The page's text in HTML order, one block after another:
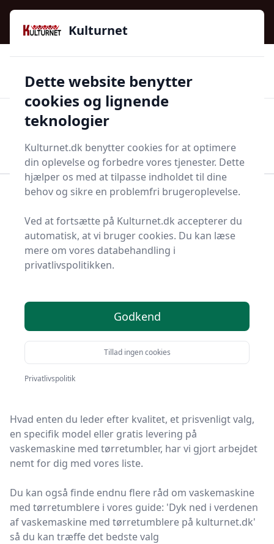
Kulturnet - Alt Det Gode I Livet | Din Kulturguide Siden
2016
97 kategorier 👍Kun godkendte butikker
Start søgning
Bolig og indretning
Hårde hvidevarer
Vaskemaskine med tørretumbler
Find de bedste
vaskemaskine med
tørretumblere - 9
valgmuligheder
Du er kommet til det rette sted! På Kulturnet har vi
udvalgt 9 af de bedste vaskemaskine med
Hvad enten du leder efter kvalitet, et prisvenligt valg,
en specifik model eller gratis levering på
vaskemaskine med tørretumbler, har vi gjort arbejdet
nemt for dig med vores liste.
Du kan også finde endnu flere råd om vaskemaskine
med tørretumblere i vores guide: 'Dyk ned i verdenen
af vaskemaskine med tørretumblere på kulturnet.dk'
så du kan træffe det bedste valg
Kulturnet
Dette website benytter
cookies og lignende
teknologier
Kulturnet.dk benytter cookies for at optimere
din oplevelse og forbedre vores tjenester. Dette
hjælper os med at tilpasse indholdet til dine
behov og sikre en problemfri brugeroplevelse.
Ved at fortsætte på Kulturnet.dk accepterer du
automatisk, at vi bruger cookies. Du kan læse
mere om vores databehandling i
privatlivspolitikken.
Godkend
Tillad ingen cookies
Privatlivspolitik